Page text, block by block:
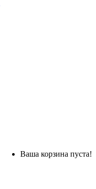
Ваша корзина пуста!